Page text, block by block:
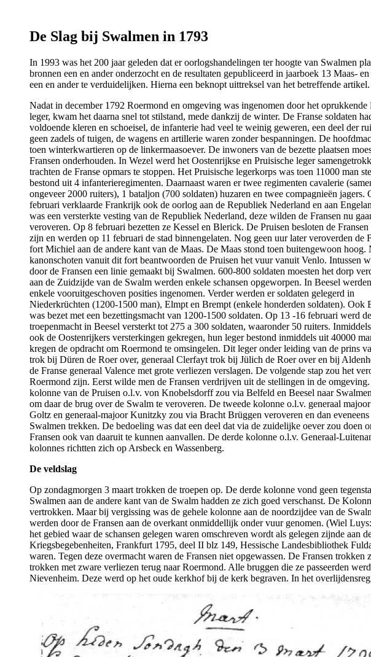
De Slag bij Swalmen in 1793
In 1993 was het 200 jaar geleden dat er oorlogshandelingen ter hoogte van Swalmen
bronnen een en ander onderzocht en de resultaten gepubliceerd in jaarboek 13 Maas-
een en ander te verduidelijken. Hierna een beknopt uittreksel van het betreffende artikel.
Nadat in december 1792 Roermond en omgeving was ingenomen door het oprukkende
leger, kwam het daarna snel tot stilstand, mede dankzij de winter. De Franse soldaten
voldoende kleren en schoeisel, de infanterie had veel te weinig geweren, een deel der
geen zadels of tuigen, de wagens en artillerie waren zonder bespanningen. De
toen winterkwartieren op de linkermaasoever. De inwoners van de bezette plaatsen
Fransen onderhouden. In Wezel werd het Oostenrijkse en Pruisische leger
trachten de Franse opmars te stoppen. Het Pruisische legerkorps was toen 11000 man
bestond uit 4 infanterieregimenten. Daarnaast waren er twee regimenten cavalerie
ongeveer 2000 ruiters), 1 bataljon (700 soldaten) huzaren en twee compagnieën jagers.
februari verklaarde Frankrijk ook de oorlog aan de Republiek Nederland en aan
was een versterkte vesting van de Republiek Nederland, deze wilden de Fransen nu
veroveren. Op 8 februari bezetten ze Kessel en Blerick. De Pruisen besloten de
zijn en werden op 11 februari de stad binnengelaten. Nog geen uur later veroverden de
fort Michiel aan de andere kant van de Maas. De Maas stond toen buitengewoon hoog.
kanonschoten vanuit dit fort beantwoorden de Pruisen het vuur vanuit Venlo. Intussen
door de Fransen een linie gemaakt bij Swalmen. 600-800 soldaten moesten het dorp
aan de Zuidzijde van de Swalm werden enkele schansen opgeworpen. In Beesel
enkele vooruitgeschoven posities ingenomen. Verder werden er soldaten gelegerd in
Niederkrüchten (1200-1500 man), Elmpt en Brempt (enkele honderden soldaten). Ook
was bezet met een bezettingsmacht van 1200-1500 soldaten. Op 13 -16 februari werd de
troepenmacht in Beesel versterkt tot 275 a 300 soldaten, waaronder 50 ruiters.
ook de Oostenrijkers versterkingen gekregen, hun leger bestond inmiddels uit 40000
kregen de opdracht om Roermond te omsingelen. Dit leger onder leiding van de prins
trok bij Düren de Roer over, generaal Clerfayt trok bij Jülich de Roer over en bij
de Franse generaal Valence met grote verliezen verslagen. De volgende stap zou het
Roermond zijn. Eerst wilde men de Fransen verdrijven uit de stellingen in de omgeving.
kolonne van de Pruisen o.l.v. von Knobelsdorff zou via Belfeld en Beesel naar
om daar de brug over de Swalm te veroveren. De tweede kolonne o.l.v. generaal
Goltz en generaal-majoor Kunitzky zou via Bracht Brüggen veroveren en dan eveneens
Swalmen trekken. De bedoeling was dat een deel dat via de zuidelijke oever zou doen
Fransen ook van daaruit te kunnen aanvallen. De derde kolonne o.l.v. Generaal-
kolonnes richtten zich op Arsbeck en Wassenberg.
De veldslag
Op zondagmorgen 3 maart trokken de troepen op. De derde kolonne vond geen
Swalmen aan de andere kant van de Swalm hadden ze zich goed verschanst. De
vertrokken. Maar bij vergissing was de gehele kolonne aan de noordzijdee van de
werden door de Fransen aan de overkant onmiddellijk onder vuur genomen. (Wiel
het gebied waar de schansen gelegen waren omschreven wordt als gelegen zijnde
Kriegsbegebenheiten, Frankfurt 1795, deel II blz 149, Hessische Landesbibliothek
waren. Tegen deze overmacht waren de Fransen niet opgewassen. De Fransen
trokken met zware verliezen terug naar Roermond. Alle bruggen die ze passeerden
Nievenheim. Deze werd op het oude kerkhof bij de kerk begraven. In het